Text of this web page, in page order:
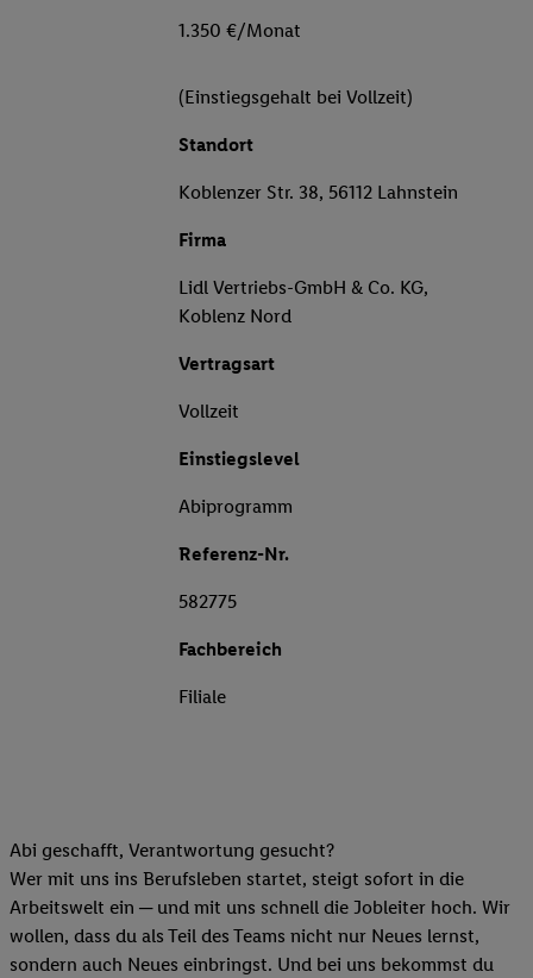
1.350 €/Monat
(Einstiegsgehalt bei Vollzeit)
Standort
Koblenzer Str. 38, 56112 Lahnstein
Firma
Lidl Vertriebs-GmbH & Co. KG,
Koblenz Nord
Vertragsart
Vollzeit
Einstiegslevel
Abiprogramm
Referenz-Nr.
582775
Fachbereich
Filiale
Abi geschafft, Verantwortung gesucht?
Wer mit uns ins Berufsleben startet, steigt sofort in die
Arbeitswelt ein ─ und mit uns schnell die Jobleiter hoch. Wir
wollen, dass du als Teil des Teams nicht nur Neues lernst,
sondern auch Neues einbringst. Und bei uns bekommst du